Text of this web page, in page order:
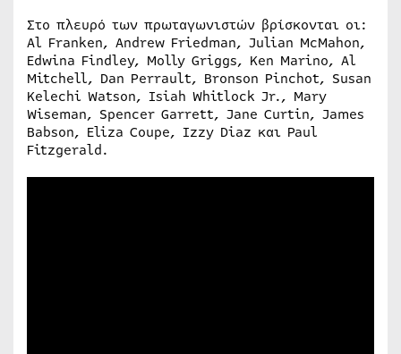
Στο πλευρό των πρωταγωνιστών βρίσκονται οι:
Al Franken, Andrew Friedman, Julian McMahon,
Edwina Findley, Molly Griggs, Ken Marino, Al
Mitchell, Dan Perrault, Bronson Pinchot, Susan
Kelechi Watson, Isiah Whitlock Jr., Mary
Wiseman, Spencer Garrett, Jane Curtin, James
Babson, Eliza Coupe, Izzy Diaz και Paul
Fitzgerald.